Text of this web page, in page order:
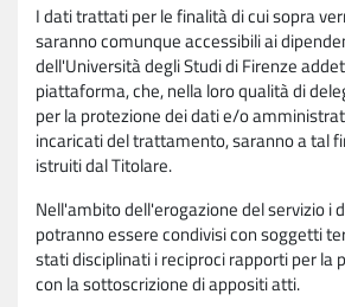
I dati trattati per le finalità di cui sopra
saranno comunque accessibili ai
dell'Università degli Studi di Firenze
piattaforma, che, nella loro qualità di
per la protezione dei dati e/o
incaricati del trattamento, saranno a tal
istruiti dal Titolare.
Nell'ambito dell'erogazione del servizio i
potranno essere condivisi con soggetti
stati disciplinati i reciproci rapporti per la
con la sottoscrizione di appositi atti.